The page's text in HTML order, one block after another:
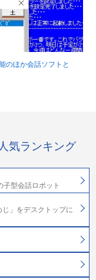
のほか会話ソフトと
気ランキング
型会話ロボット
」をデスクトップに